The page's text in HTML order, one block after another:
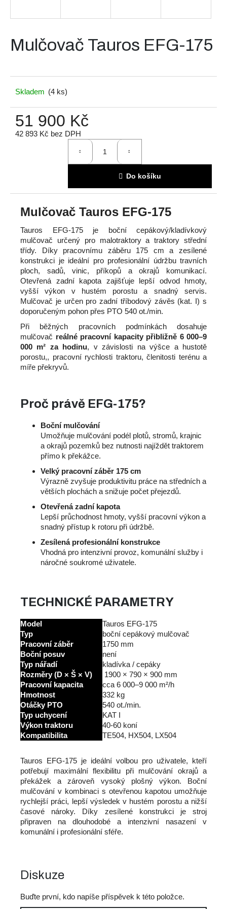
Mulčovač Tauros EFG-175
Skladem (4 ks)
51 900 Kč
42 893 Kč bez DPH
Do košíku
Mulčovač Tauros EFG-175
Tauros EFG-175 je boční cepákový/kladívkový
mulčovač určený pro malotraktory a traktory střední
třídy. Díky pracovnímu záběru 175 cm a zesílené
konstrukci je ideální pro profesionální údržbu travních
ploch, sadů, vinic, příkopů a okrajů komunikací.
Otevřená zadní kapota zajišťuje lepší odvod hmoty,
vyšší výkon v hustém porostu a snadný servis.
Mulčovač je určen pro zadní tříbodový závěs (kat. I) s
doporučeným pohon přes PTO 540 ot./min.
Při běžných pracovních podmínkách dosahuje
mulčovač reálné pracovní kapacity přibližně 6 000–9
000 m² za hodinu, v závislosti na výšce a hustotě
porostu,, pracovní rychlosti traktoru, členitosti terénu a
míře překryvů.
Proč právě EFG-175?
Boční mulčování
Umožňuje mulčování podél plotů, stromů, krajnic
a okrajů pozemků bez nutnosti najíždět traktorem
přímo k překážce.
Velký pracovní záběr 175 cm
Výrazně zvyšuje produktivitu práce na středních a
větších plochách a snižuje počet přejezdů.
Otevřená zadní kapota
Lepší průchodnost hmoty, vyšší pracovní výkon a
snadný přístup k rotoru při údržbě.
Zesílená profesionální konstrukce
Vhodná pro intenzivní provoz, komunální služby i
náročné soukromé uživatele.
TECHNICKÉ PARAMETRY
Model
Tauros EFG-175
Typ
boční cepákový mulčovač
Pracovní záběr
1750 mm
Boční posuv
není
Typ nářadí
kladívka / cepáky
Rozměry (D × Š × V)
1900 × 790 × 900 mm
Pracovní kapacita
cca 6 000–9 000 m²/h
Hmotnost
332 kg
Otáčky PTO
540 ot./min.
Typ uchycení
KAT I
Výkon traktoru
40-60 koní
Kompatibilita
TE504, HX504, LX504
Tauros EFG-175 je ideální volbou pro uživatele, kteří
potřebují maximální flexibilitu při mulčování okrajů a
překážek a zároveň vysoký plošný výkon. Boční
mulčování v kombinaci s otevřenou kapotou umožňuje
rychlejší práci, lepší výsledek v hustém porostu a nižší
časové nároky. Díky zesílené konstrukci je stroj
připraven na dlouhodobé a intenzivní nasazení v
komunální i profesionální sféře.
Diskuze
Buďte první, kdo napíše příspěvek k této položce.
í
t
Hledat
o